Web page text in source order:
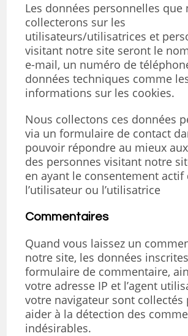
Les données personnelles que
collecterons sur les
utilisateurs/utilisatrices et
visitant notre site seront le
e-mail, un numéro de
données techniques comme
informations sur les cookies.
Nous collectons ces données
via un formulaire de contact
pouvoir répondre au mieux
des personnes visitant notre
en ayant le consentement actif
l’utilisateur ou l’utilisatrice
Commentaires
Quand vous laissez un
notre site, les données
formulaire de commentaire,
votre adresse IP et l’agent
votre navigateur sont collectés
aider à la détection des
indésirables.